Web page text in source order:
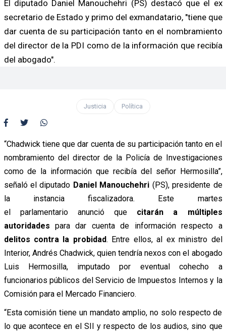
El diputado Daniel Manouchehri (PS) destacó que el ex
secretario de Estado y primo del exmandatario, "tiene que
dar cuenta de su participación tanto en el nombramiento
del director de la PDI como de la información que recibía
del abogado".
Justicia Política
“Chadwick tiene que dar cuenta de su participación tanto en el
nombramiento del director de la Policía de Investigaciones
como de la información que recibía del señor Hermosilla”,
señaló el diputado Daniel Manouchehri (PS), presidente de
la instancia fiscalizadora. Este martes
el parlamentario anunció que citarán a múltiples
autoridades para dar cuenta de información respecto a
delitos contra la probidad. Entre ellos, al ex ministro del
Interior, Andrés Chadwick, quien tendría nexos con el abogado
Luis Hermosilla, imputado por eventual cohecho a
funcionarios públicos del Servicio de Impuestos Internos y la
Comisión para el Mercado Financiero.
“Esta comisión tiene un mandato amplio, no solo respecto de
lo que acontece en el SII y respecto de los audios, sino que